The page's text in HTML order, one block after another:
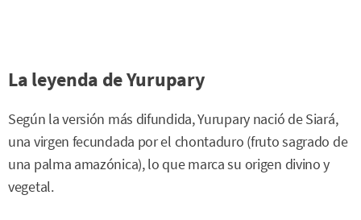
La leyenda de Yurupary
Según la versión más difundida, Yurupary nació de Siará,
una virgen fecundada por el chontaduro (fruto sagrado de
una palma amazónica), lo que marca su origen divino y
vegetal.